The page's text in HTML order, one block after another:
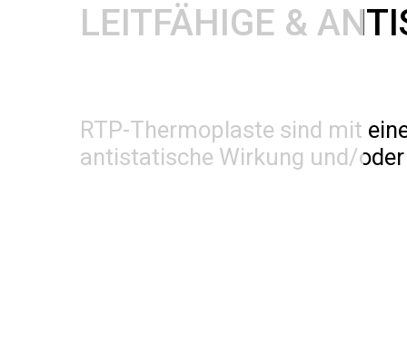
LEITFÄHIGE &
RTP-Thermoplaste sind mit
antistatische Wirkung und/